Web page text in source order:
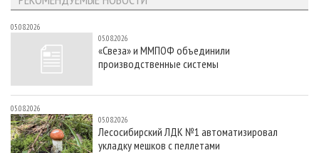
05.08.2026
05.08.2026
«Свеза» и ММПОФ объединили
производственные системы
05.08.2026
05.08.2026
Лесосибирский ЛДК №1 автоматизировал
укладку мешков с пеллетами